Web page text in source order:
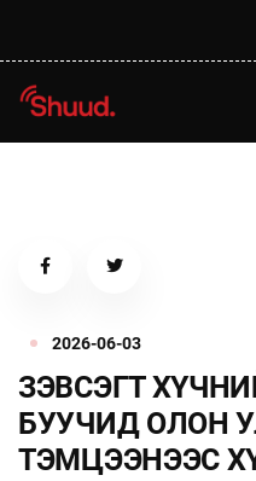
2026-06-03
ЗЭВСЭГТ
БУУЧИД ОЛОН
ТЭМЦЭЭНЭЭС